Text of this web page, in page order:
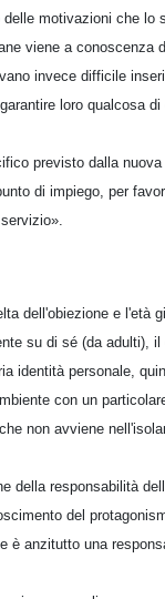
motivazioni che lo
viene a conoscenza
invece difficile
loro qualcosa
previsto dalla
di impiego, per
dell'obiezione e l'età
su di sé (da adulti),
identità personale,
con un
non avviene
della responsabilità
del
anzitutto una